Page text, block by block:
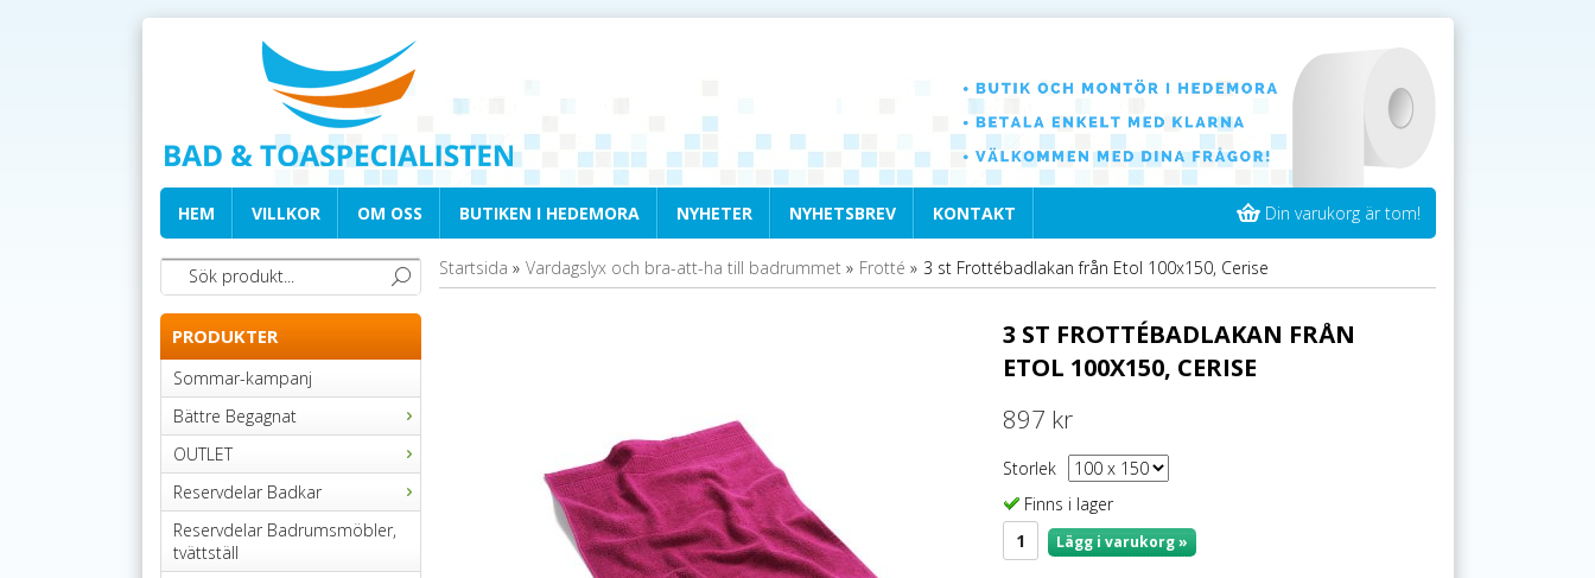
HEM VILLKOR OM OSS BUTIKEN I HEDEMORA NYHETER NYHETSBREV KONTAKT Din varukorg är tom!
PRODUKTER
Sommar-kampanj
Bättre Begagnat
OUTLET
Reservdelar Badkar
Reservdelar Badrumsmöbler,
tvättställ
Startsida » Vardagslyx och bra-att-ha till badrummet» Frotté » 3 st Frottébadlakan från Etol 100x150, Cerise
3 ST FROTTÉBADLAKAN FRÅN
ETOL 100X150, CERISE
897 kr
Storlek
Finns i lager
Lägg i varukorg »